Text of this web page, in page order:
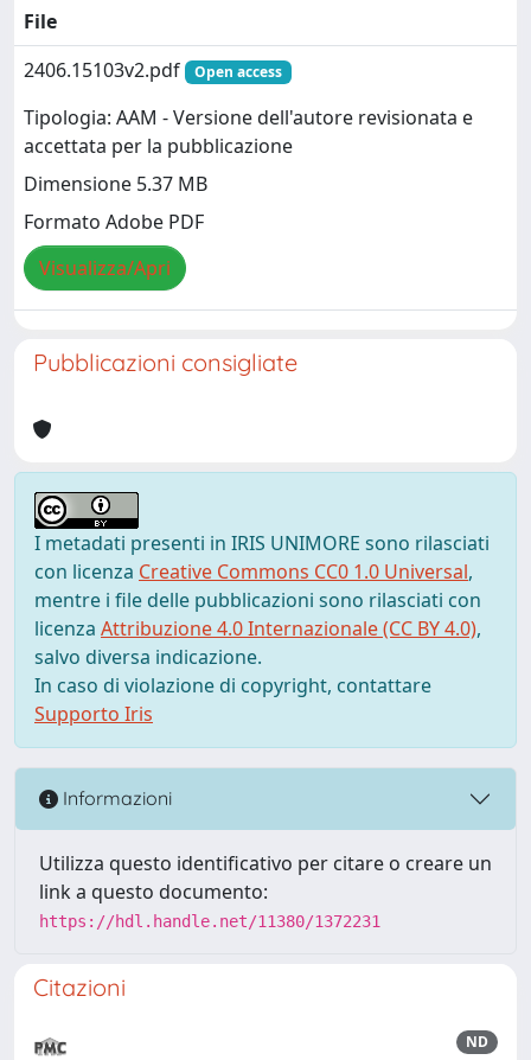
File
2406.15103v2.pdf
Open access
Tipologia: AAM - Versione dell'autore revisionata e
accettata per la pubblicazione
Dimensione 5.37 MB
Formato Adobe PDF
Visualizza/Apri
Pubblicazioni consigliate
I metadati presenti in IRIS UNIMORE sono rilasciati
con licenza Creative Commons CC0 1.0 Universal,
mentre i file delle pubblicazioni sono rilasciati con
licenza Attribuzione 4.0 Internazionale (CC BY 4.0),
salvo diversa indicazione.
In caso di violazione di copyright, contattare
Supporto Iris
Informazioni
Utilizza questo identificativo per citare o creare un
link a questo documento:
https://hdl.handle.net/11380/1372231
Citazioni
ND